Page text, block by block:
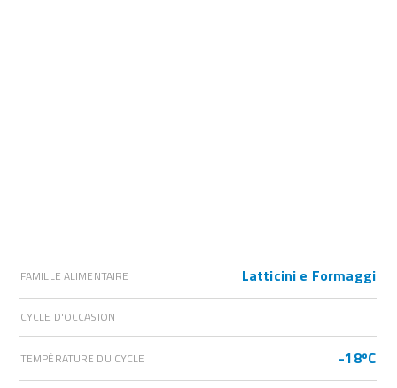
FAMILLE ALIMENTAIRE Latticini e Formaggi
CYCLE D'OCCASION
TEMPÉRATURE DU CYCLE -18ºC